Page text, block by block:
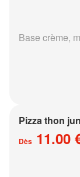
Base crème,
Pizza thon
Dès 11.00